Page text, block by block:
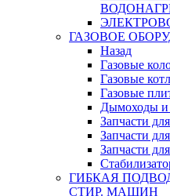
ГАЗОВОЕ
Назад
Газовые
Газовые
Газовые
Дымоходы и
Запчасти
Запчасти
Запчасти
ГИБКАЯ
СТИР. МАШИН